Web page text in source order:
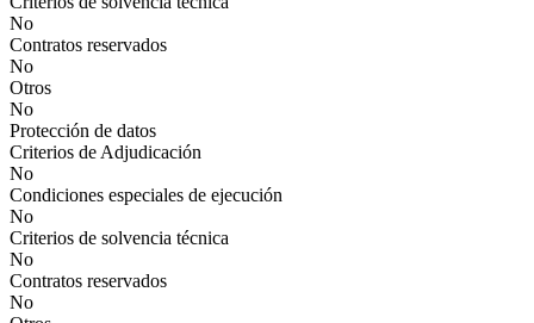
No
Contratos reservados
No
Otros
No
Protección de datos
Criterios de Adjudicación
No
Condiciones especiales de ejecución
No
Criterios de solvencia técnica
No
Contratos reservados
No